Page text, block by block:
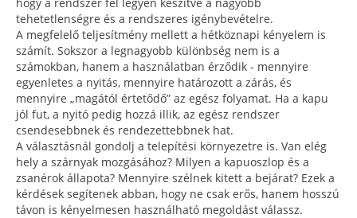
tehetetlenségre és a rendszeres igénybevételre.
A megfelelő teljesítmény mellett a hétköznapi kényelem is
számít. Sokszor a legnagyobb különbség nem is a
számokban, hanem a használatban érződik - mennyire
egyenletes a nyitás, mennyire határozott a zárás, és
mennyire „magától értetődő” az egész folyamat. Ha a kapu
jól fut, a nyitó pedig hozzá illik, az egész rendszer
csendesebbnek és rendezettebbnek hat.
A választásnál gondolj a telepítési környezetre is. Van elég
hely a szárnyak mozgásához? Milyen a kapuoszlop és a
zsanérok állapota? Mennyire szélnek kitett a bejárat? Ezek a
kérdések segítenek abban, hogy ne csak erős, hanem hosszú
távon is kényelmesen használható megoldást válassz.